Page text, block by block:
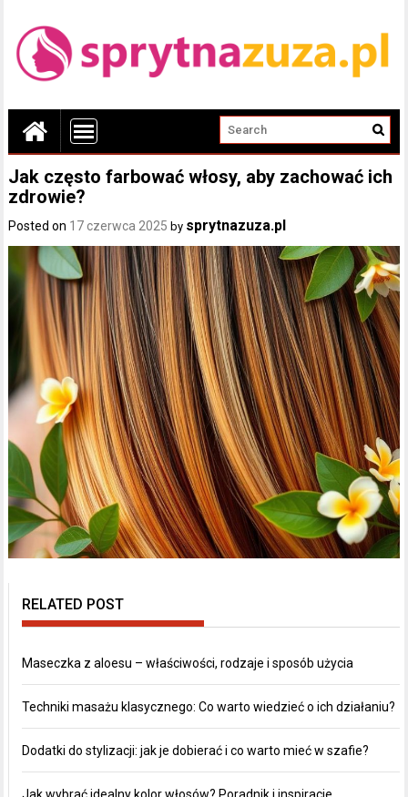
Jak często farbować włosy, aby zachować ich
zdrowie?
Posted on 17 czerwca 2025 by sprytnazuza.pl
RELATED POST
Maseczka z aloesu – właściwości, rodzaje i sposób użycia
Techniki masażu klasycznego: Co warto wiedzieć o ich działaniu?
Dodatki do stylizacji: jak je dobierać i co warto mieć w szafie?
Jak wybrać idealny kolor włosów? Poradnik i inspiracje